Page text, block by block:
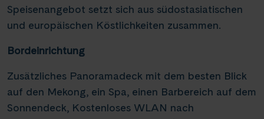
Speisenangebot setzt sich aus südostasiatischen
und europäischen Köstlichkeiten zusammen.
Bordeinrichtung
Zusätzliches Panoramadeck mit dem besten Blick
auf den Mekong, ein Spa, einen Barbereich auf dem
Sonnendeck, Kostenloses WLAN nach